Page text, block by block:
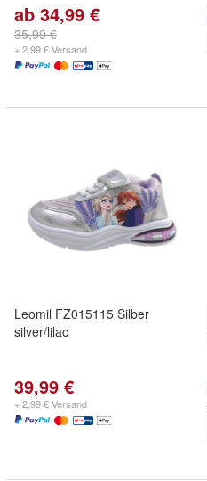
ab 34,99 €
35,99 €
+ 2,99 € Versand
Leomil FZ015115 Silber
silver/lilac
39,99 €
+ 2,99 € Versand